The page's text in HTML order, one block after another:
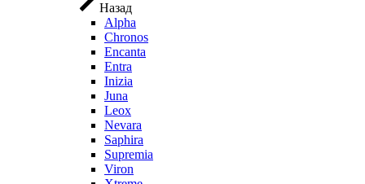
Назад
Alpha
Chronos
Encanta
Entra
Inizia
Juna
Leox
Nevara
Saphira
Supremia
Viron